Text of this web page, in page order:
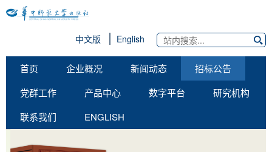
中文版 English
首页 企业概况 新闻动态
招标公告
党群工作
产品中心 数字平台
研究机构
联系我们
ENGLISH